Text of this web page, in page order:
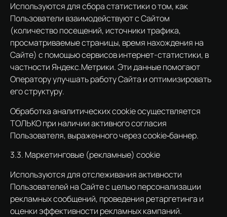
Используются для сбора статистики о том, как
Пользователи взаимодействуют с Сайтом
(количество посещений, источники трафика,
просматриваемые страницы, время нахождения на
Сайте) с помощью сервисов интернет-статистики, в
частности Яндекс.Метрики. Эти данные помогают
Оператору улучшать работу Сайта и оптимизировать
его структуру.
Обработка аналитических cookie осуществляется
ТОЛЬКО при наличии активного согласия
Пользователя, выраженного через cookie‑баннер.
3.3. Маркетинговые (рекламные) cookie
Используются для отслеживания активности
Пользователей на Сайте с целью персонализации
рекламных сообщений, проведения ретаргетинга и
оценки эффективности рекламных кампаний.